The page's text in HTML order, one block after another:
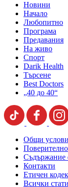
Новини
Начало
Любопитно
Програма
Предавания
На живо
Спорт
Darik Health
Търсене
Best Doctors
„40 до 40“
Общи
Съдържание
Контакти
Етичен
Всички